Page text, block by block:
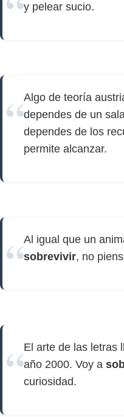
y pelear sucio.
Algo de teoría
dependes de un
dependes de los
permite alcanzar.
Al igual que un
sobrevivir, no
El arte de las letras
año 2000. Voy a
curiosidad.